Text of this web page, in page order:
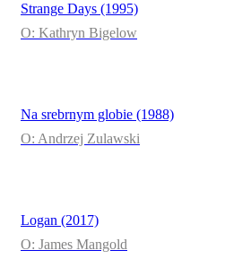
Strange Days (1995)
O: Kathryn Bigelow
Na srebrnym globie (1988)
O: Andrzej Zulawski
Logan (2017)
O: James Mangold